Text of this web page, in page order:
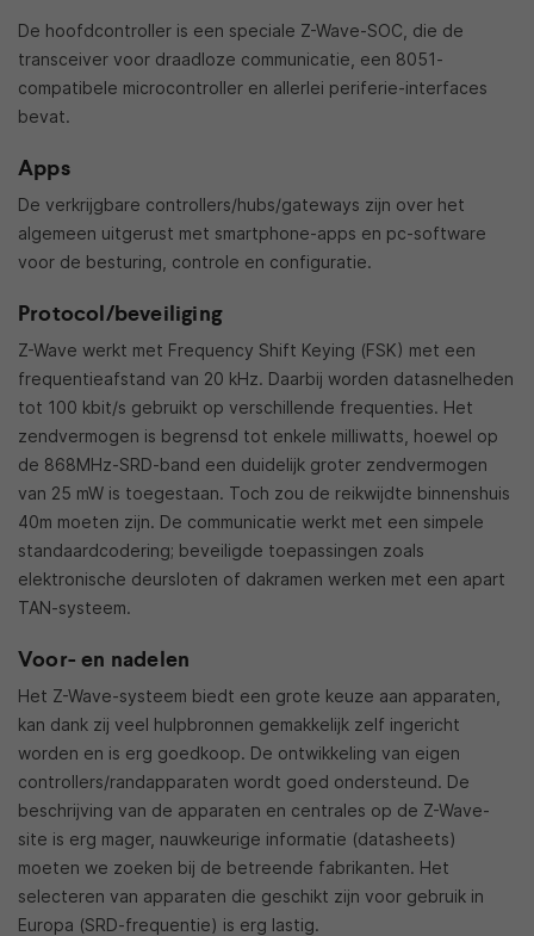
De hoofdcontroller is een speciale Z-Wave-SOC, die de
transceiver voor draadloze communicatie, een 8051-
compatibele microcontroller en allerlei periferie-interfaces
bevat.
Apps
De verkrijgbare controllers/hubs/gateways zijn over het
algemeen uitgerust met smartphone-apps en pc-software
voor de besturing, controle en configuratie.
Protocol/beveiliging
Z-Wave werkt met Frequency Shift Keying (FSK) met een
frequentieafstand van 20 kHz. Daarbij worden datasnelheden
tot 100 kbit/s gebruikt op verschillende frequenties. Het
zendvermogen is begrensd tot enkele milliwatts, hoewel op
de 868MHz-SRD-band een duidelijk groter zendvermogen
van 25 mW is toegestaan. Toch zou de reikwijdte binnenshuis
40m moeten zijn. De communicatie werkt met een simpele
standaardcodering; beveiligde toepassingen zoals
elektronische deursloten of dakramen werken met een apart
TAN-systeem.
Voor- en nadelen
Het Z-Wave-systeem biedt een grote keuze aan apparaten,
kan dank zij veel hulpbronnen gemakkelijk zelf ingericht
worden en is erg goedkoop. De ontwikkeling van eigen
controllers/randapparaten wordt goed ondersteund. De
beschrijving van de apparaten en centrales op de Z-Wave-
site is erg mager, nauwkeurige informatie (datasheets)
moeten we zoeken bij de betreende fabrikanten. Het
selecteren van apparaten die geschikt zijn voor gebruik in
Europa (SRD-frequentie) is erg lastig.